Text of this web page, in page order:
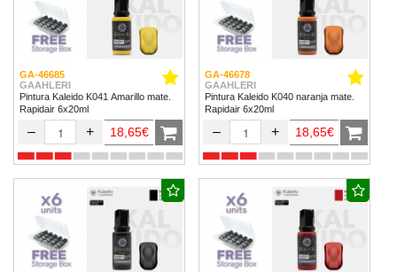
GA-46685
GAAHLERI
Pintura Kaleido K041 Amarillo mate.
Rapidair 6x20ml
– + 18,65€
GA-46678
GAAHLERI
Pintura Kaleido K040 naranja mate.
Rapidair 6x20ml
– + 18,65€